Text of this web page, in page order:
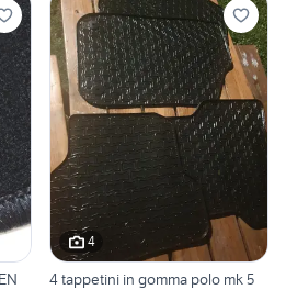
4
4 tappetini in gomma polo mk 5